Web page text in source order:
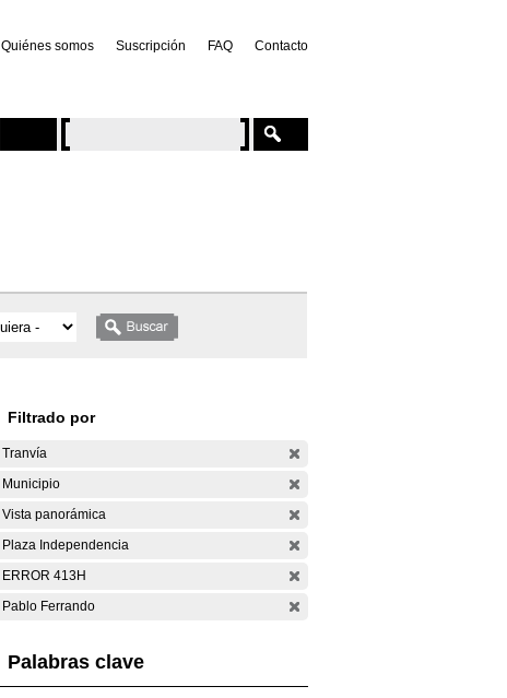
Quiénes somos Suscripción FAQ Contacto
Filtrado por
Tranvía
Municipio
Vista panorámica
Plaza Independencia
ERROR 413H
Pablo Ferrando
Palabras clave